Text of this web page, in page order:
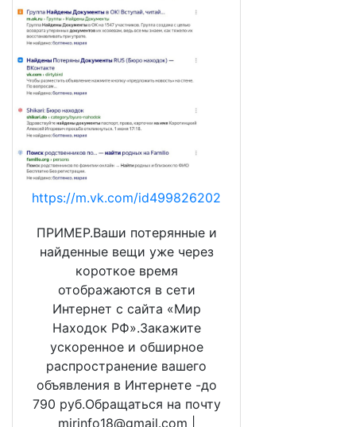
https://m.vk.com/id499826202
ПРИМЕР.Ваши потерянные и
найденные вещи уже через
короткое время
отображаются в сети
Интернет с сайта «Мир
Находок РФ».Закажите
ускоренное и обширное
распространение вашего
объявления в Интернете -до
790 руб.Обращаться на почту
mirinfo18@gmail.com |